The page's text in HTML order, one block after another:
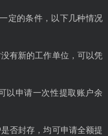
定的条件，以下几种情况
有新的工作单位，可以凭
以申请一次性提取账户余
否封存，均可申请全额提